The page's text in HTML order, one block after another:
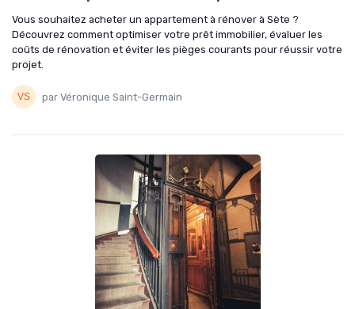
Vous souhaitez acheter un appartement à rénover à Sète ?
Découvrez comment optimiser votre prêt immobilier, évaluer les
coûts de rénovation et éviter les pièges courants pour réussir votre
projet.
par Véronique Saint-Germain